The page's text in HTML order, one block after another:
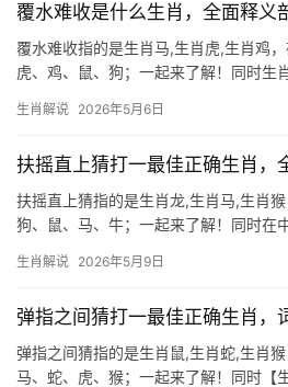
覆水难收是什么生肖，全面释义
覆水难收指的是生肖马,生肖虎,生肖鸡，
虎、鸡、鼠、狗；一起来了解！同时生
便难回头，马年出生者如烈马驰骋，上
生肖解说 2026年5月6日
扶摇直上猜打一最佳正确生肖，
扶摇直上猜指的是生肖龙,生肖马,生肖猴
狗、鼠、马、牛；一起来了解！同时在
生肖将迎来“扶摇直上”的运势转折，而
生肖解说 2026年5月9日
弹指之间猜打一最佳正确生肖，
弹指之间猜指的是生肖鼠,生肖蛇,生肖猴
马、蛇、虎、猴；一起来了解！同时【